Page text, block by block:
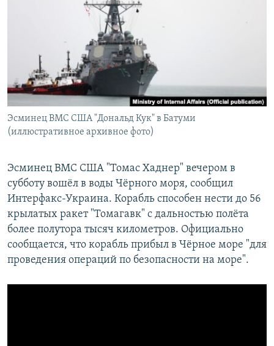
РАСПИСАНИЕ ВЕЩАНИЯ
ПОДПИШИТЕСЬ НА РАССЫЛКУ
СОЦИАЛЬНЫЕ СЕТИ
Эсминец ВМС США "Дональд Кук" в Батуми
(иллюстративное архивное фото)
Эсминец ВМС США "Томас Хаднер" вечером в
субботу вошёл в воды Чёрного моря, сообщил
Интерфакс-Украина. Корабль способен нести до 56
крылатых ракет "Томагавк" с дальностью полёта
более полутора тысяч километров. Официально
сообщается, что корабль прибыл в Чёрное море "для
проведения операций по безопасности на море".